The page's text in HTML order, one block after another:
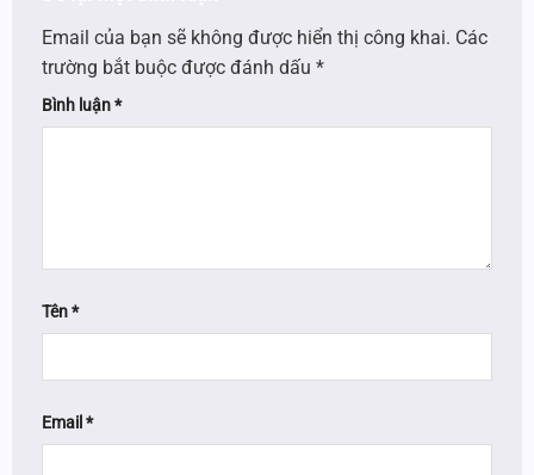
Email của bạn sẽ không được hiển thị công khai. Các
trường bắt buộc được đánh dấu *
Bình luận*
Tên*
Email *